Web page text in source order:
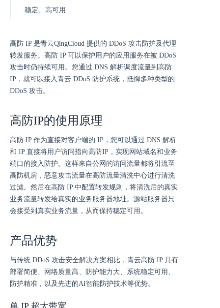
稳定、高可用
高防 IP 是青云QingCloud 提供的 DDoS 攻击防护及代理
转发服务。高防 IP 可以保护用户的应用服务在被 DDoS
攻击时仍持续可用。您通过 DNS 解析调度流量到高防
IP，就可以接入青云 DDoS 防护系统，抵御多种类型的
DDoS 攻击。
高防IP的使用原理
高防 IP 作为直接对客户端的 IP，您可以通过 DNS 解析
和 IP 直接将用户访问指向高防IP，实现网站域名和业务
端口的接入防护。这样来自公网的访问流量都将引流至
高防机房，恶意攻击流量在高防流量清洗中心进行清洗
过滤。然后在高防 IP 中配置转发规则，将清洗后的真实
业务流量转发给真实的业务服务器地址。源站服务器只
会接受到真实业务流量，从而保持稳定可用。
产品优势
与传统 DDoS 攻击安全解决方案相比，青云高防 IP 具有
部署简便、网络质量高、防护能力大、系统稳定可用、
防护精准，以及先进的AI智能防护技术等优势。
单 IP 超大带宽